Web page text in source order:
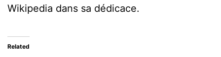
Wikipedia dans sa dédicace.
Related